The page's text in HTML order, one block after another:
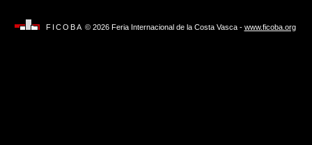
FICOBA © 2026 Feria Internacional de la Costa Vasca - www.ficoba.org